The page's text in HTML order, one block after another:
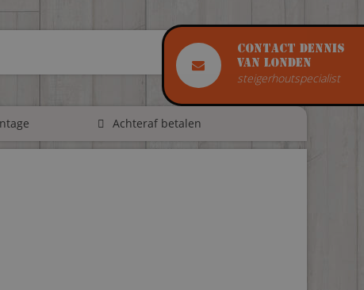
Contact Dennis
van Londen
steigerhoutspecialist
Achteraf betalen